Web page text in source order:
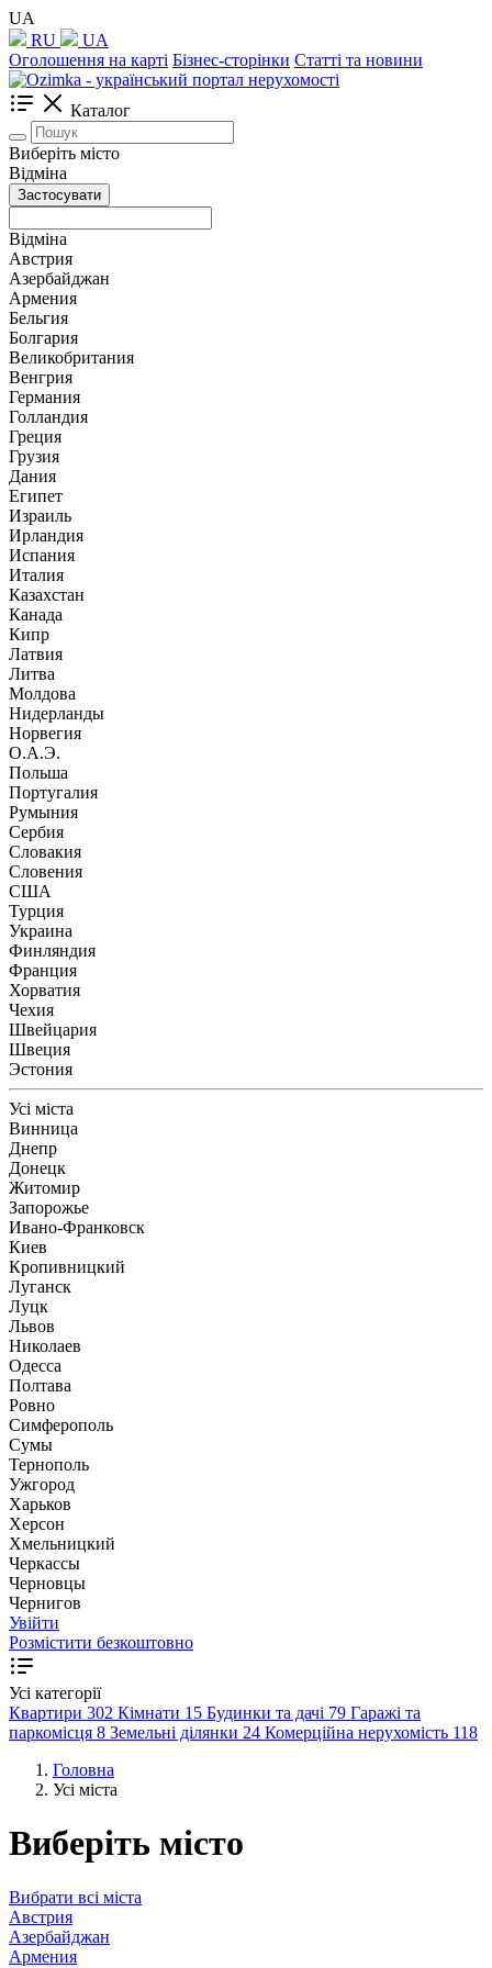
UA
RU
UA
Оголошення на карті Бізнес-сторінки Статті та новини
Каталог
Виберіть місто
Відміна
Застосувати
Відміна
Австрия
Азербайджан
Армения
Бельгия
Болгария
Великобритания
Венгрия
Германия
Голландия
Греция
Грузия
Дания
Египет
Израиль
Ирландия
Испания
Италия
Казахстан
Канада
Кипр
Латвия
Литва
Молдова
Нидерланды
Норвегия
О.А.Э.
Польша
Португалия
Румыния
Сербия
Словакия
Словения
США
Турция
Украина
Финляндия
Франция
Хорватия
Чехия
Швейцария
Швеция
Эстония
Усі міста
Винница
Днепр
Донецк
Житомир
Запорожье
Ивано-Франковск
Киев
Кропивницкий
Луганск
Луцк
Львов
Николаев
Одесса
Полтава
Ровно
Симферополь
Сумы
Тернополь
Ужгород
Харьков
Херсон
Хмельницкий
Черкассы
Чернoвцы
Чернигов
Увійти
Розмістити безкоштовно
Усі категорії
Квартири 302 Кімнати 15 Будинки та дачі 79 Гаражі та
паркомісця 8 Земельні ділянки 24 Комерційна нерухомість 118
Головна
Усі міста
Виберіть місто
Вибрати всі міста
Австрия
Азербайджан
Армения